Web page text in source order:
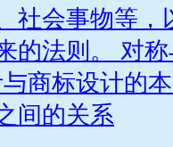
社会事物等
的法则。 对称